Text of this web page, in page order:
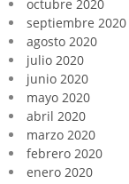
octubre 2020
septiembre 2020
agosto 2020
julio 2020
junio 2020
mayo 2020
abril 2020
marzo 2020
febrero 2020
enero 2020